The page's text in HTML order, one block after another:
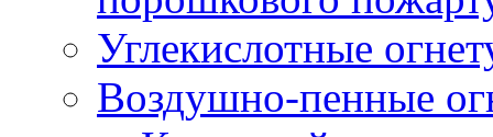
Углекислотные
Воздушно-пенные